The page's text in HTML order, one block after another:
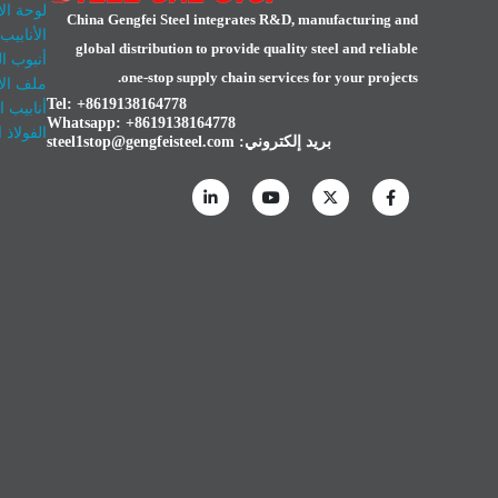
China Gengfei Steel integrates R&D, manufacturing and
global distribution to provide quality steel and reliable
one-stop supply chain services for your projects.
Tel: +8619138164778
Whatsapp: +8619138164778
بريد إلكتروني:steel1stop@gengfeisteel.com
لوحة
أنبوب
ملف